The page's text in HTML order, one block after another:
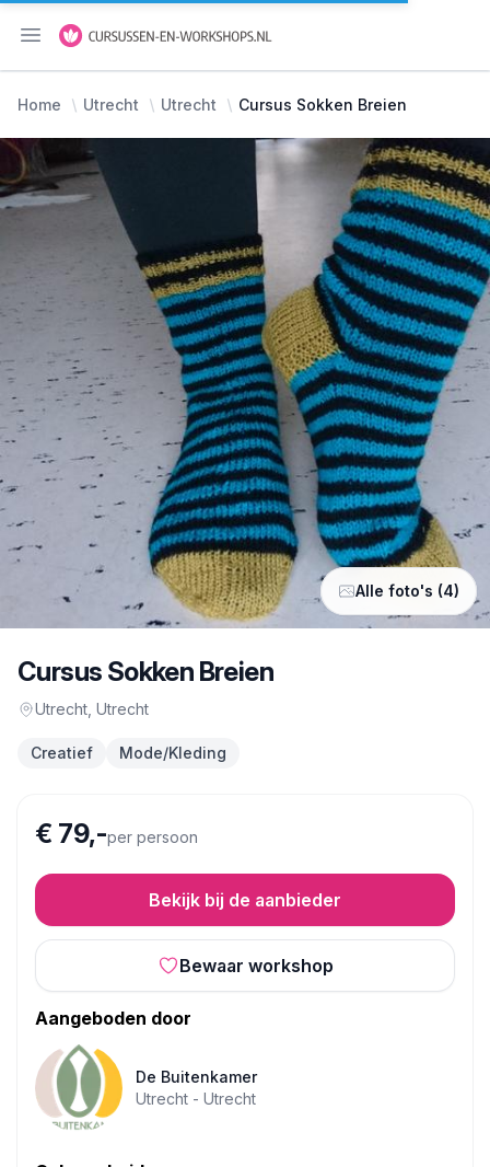
Menu openen
Home Utrecht Utrecht Cursus Sokken Breien
Alle foto's (4)
Cursus Sokken Breien
Utrecht , Utrecht
Creatief Mode/Kleding
€ 79,-per persoon
Bekijk bij de aanbieder
Bewaar workshop
Aangeboden door
De Buitenkamer
Utrecht - Utrecht